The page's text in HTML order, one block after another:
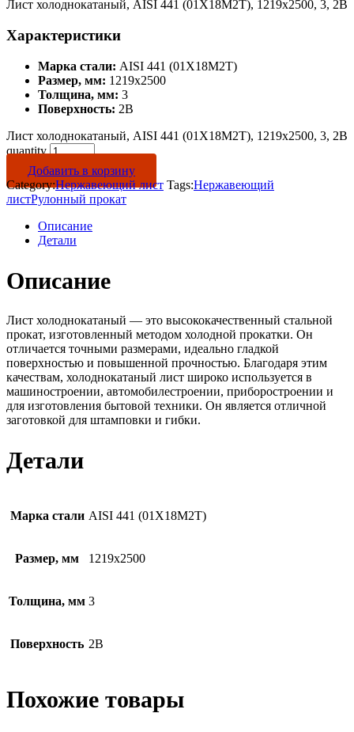
Лист холоднокатаный, AISI 441 (01Х18М2Т), 1219х2500, 3, 2B
Характеристики
Марка стали: AISI 441 (01Х18М2Т)
Размер, мм: 1219х2500
Толщина, мм: 3
Поверхность: 2B
Лист холоднокатаный, AISI 441 (01Х18М2Т), 1219х2500, 3, 2B
quantity
Добавить в корзину
Category:Нержавеющий лист Tags:Нержавеющий
листРулонный прокат
Описание
Детали
Описание
Лист холоднокатаный — это высококачественный стальной
прокат, изготовленный методом холодной прокатки. Он
отличается точными размерами, идеально гладкой
поверхностью и повышенной прочностью. Благодаря этим
качествам, холоднокатаный лист широко используется в
машиностроении, автомобилестроении, приборостроении и
для изготовления бытовой техники. Он является отличной
заготовкой для штамповки и гибки.
Детали
Марка стали AISI 441 (01Х18М2Т)
Размер, мм 1219х2500
Толщина, мм 3
Поверхность 2B
Похожие товары